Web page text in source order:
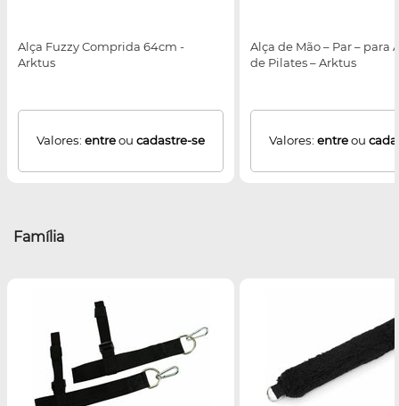
Alça Fuzzy Comprida 64cm -
Arktus
Valores: entreou cadastre-se
Alça de Mão – Par – para
de Pilates – Arktus
Valores: entreou
Família